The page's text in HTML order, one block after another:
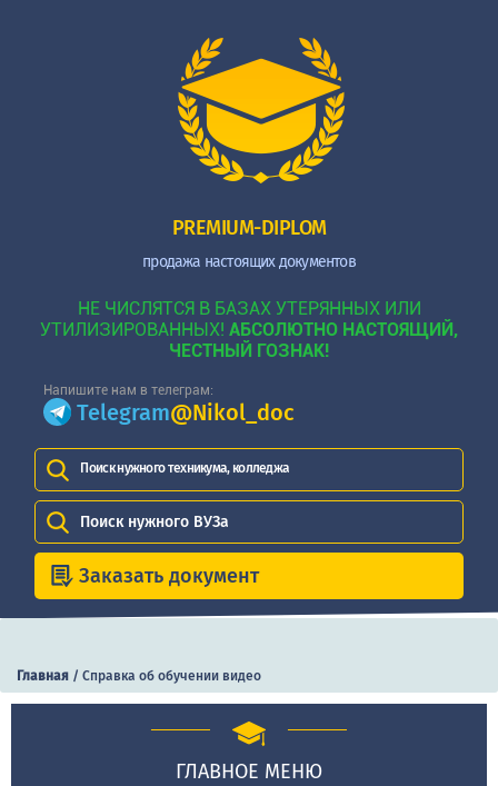
PREMIUM-DIPLOM
продажа настоящих документов
НЕ ЧИСЛЯТСЯ В БАЗАХ УТЕРЯННЫХ ИЛИ
УТИЛИЗИРОВАННЫХ! АБСОЛЮТНО НАСТОЯЩИЙ,
ЧЕСТНЫЙ ГОЗНАК!
Напишите нам в телеграм:
Telegram@Nikol_doc
Поиск нужного техникума, колледжа
Поиск нужного ВУЗа
Заказать документ
Главная / Справка об обучении видео
ГЛАВНОЕ МЕНЮ